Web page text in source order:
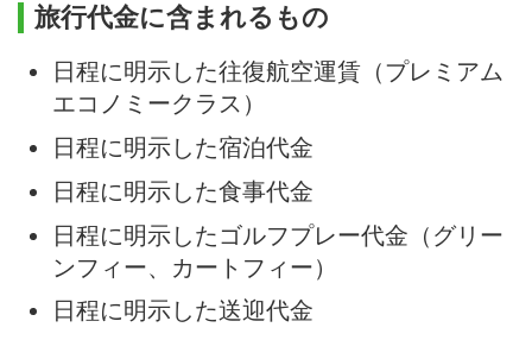
旅行代金に含まれるもの
日程に明示した往復航空運賃（プレミアム
エコノミークラス）
日程に明示した宿泊代金
日程に明示した食事代金
日程に明示したゴルフプレー代金（グリー
ンフィー、カートフィー）
日程に明示した送迎代金